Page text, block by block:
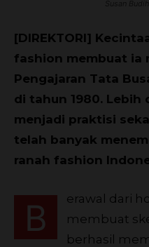
[DIREKTORI]
fashion membuat ia
Pengajaran Tata
di tahun 1980. Lebih
menjadi praktisi
telah banyak
ranah fashion
B
erawal dari
membuat
berhasil